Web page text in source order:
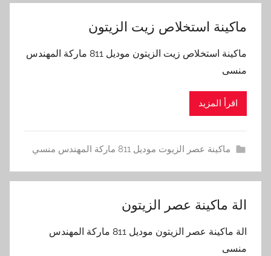
ماكينة استخلاص زيت الزيتون
ماكينة استخلاص زيت الزيتون موديل 811 ماركة المهندس
منسى
اقرأ المزيد
ماكينة عصر الزيوت موديل 811 ماركة المهندس منسي
‫الة ماكينة عصر الزيتون‬‬
‫الة ماكينة عصر الزيتون‬‬ موديل 811 ماركة المهندس
منسى